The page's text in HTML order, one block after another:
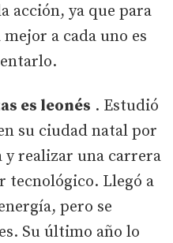
acción, ya que para
a cada uno es
es leonés . Estudió
su ciudad natal por
y realizar una carrera
tecnológico. Llegó a
pero se
Su último año lo